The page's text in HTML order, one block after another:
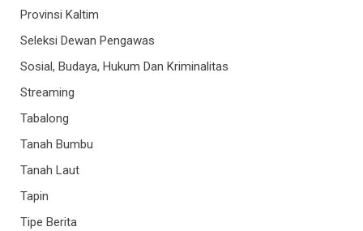
Provinsi Kaltim
Seleksi Dewan Pengawas
Sosial, Budaya, Hukum Dan Kriminalitas
Streaming
Tabalong
Tanah Bumbu
Tanah Laut
Tapin
Tipe Berita